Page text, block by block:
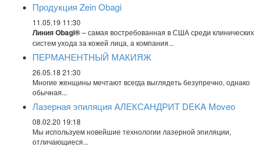
Продукция Zein Obagi
11.05.19 11:30
Линия Obagi®– самая востребованная в США среди клинических
систем ухода за кожей лица, а компания...
ПЕРМАНЕНТНЫЙ МАКИЯЖ
26.05.18 21:30
Многие женщины мечтают всегда выглядеть безупречно, однако
обычная...
Лазерная эпиляция АЛЕКСАНДРИТ DEKA Moveo
08.02.20 19:18
Мы используем новейшие технологии лазерной эпиляции,
отличающиеся...